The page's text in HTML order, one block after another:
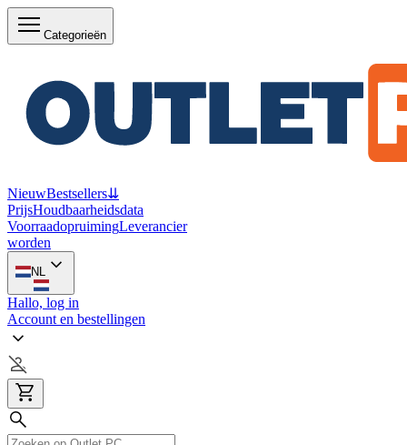
Categorieën
NieuwBestsellers⇊
PrijsHoudbaarheidsdata
VoorraadopruimingLeverancier
worden
NL
Hallo, log in
Account en bestellingen